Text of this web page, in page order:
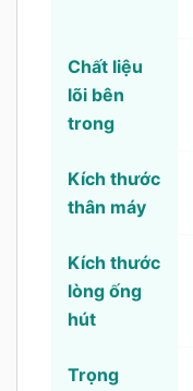
Chất liệu
lõi bên
trong
Kích thước
thân máy
Kích thước
lòng ống
hút
Trọng